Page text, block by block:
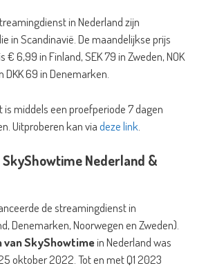
in Nederland zijn
in Scandinavië. De maandelijkse prijs
€ 6,99 in Finland, SEK 79 in Zweden, NOK
DKK 69 in Denemarken.
middels een proefperiode 7 dagen
Uitproberen kan viadeze link
Nederland &
de streamingdienst in
Denemarken, Noorwegen en Zweden).
SkyShowtimein Nederland was
oktober 2022. Tot en met Q1 2023